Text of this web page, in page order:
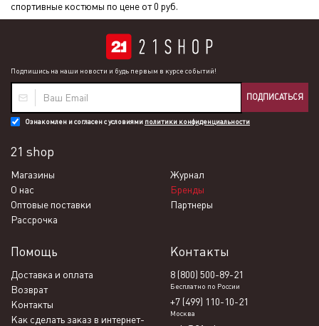
спортивные костюмы по цене от 0 руб.
Подпишись на наши новости и будь первым в курсе событий!
ПОДПИСАТЬСЯ
Ознакомлен и согласен с условиями политики конфиденциальности
21 shop
Магазины
Журнал
О нас
Бренды
Оптовые поставки
Партнеры
Рассрочка
Помощь
Доставка и оплата
Возврат
Контакты
Как сделать заказ в интернет-
Контакты
8 (800) 500-89-21
Бесплатно по России
+7 (499) 110-10-21
Москва